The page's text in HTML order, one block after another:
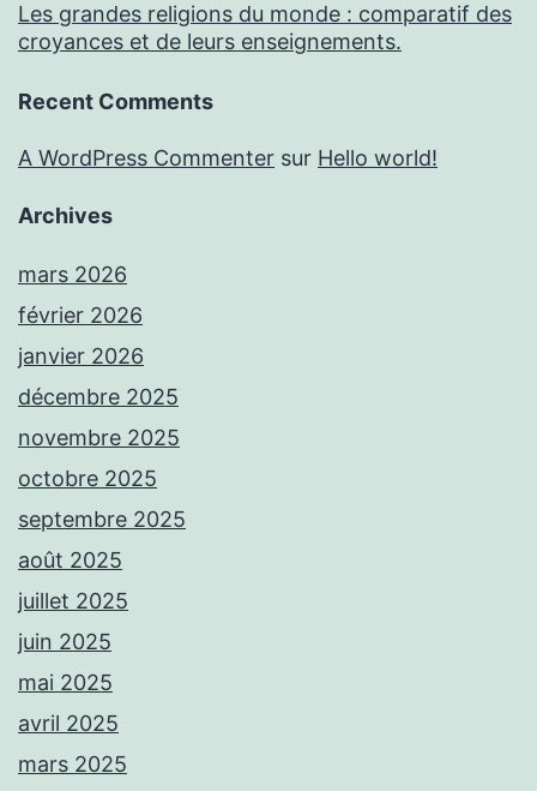
Les grandes religions du monde : comparatif des
croyances et de leurs enseignements.
Recent Comments
A WordPress Commenter sur Hello world!
Archives
mars 2026
février 2026
janvier 2026
décembre 2025
novembre 2025
octobre 2025
septembre 2025
août 2025
juillet 2025
juin 2025
mai 2025
avril 2025
mars 2025